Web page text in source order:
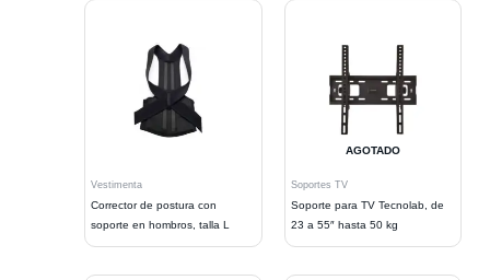
Vestimenta
Corrector de postura con
soporte en hombros, talla L
AGOTADO
Soportes TV
Soporte para TV Tecnolab, de
23 a 55″ hasta 50 kg